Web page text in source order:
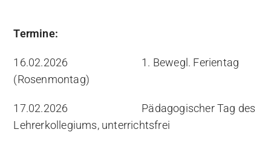
Termine:
16.02.2026 1. Bewegl. Ferientag
(Rosenmontag)
17.02.2026 Pädagogischer Tag des
Lehrerkollegiums, unterrichtsfrei